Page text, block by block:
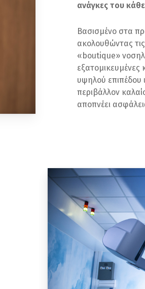
ανάγκες του
Βασισμένο στα
ακολουθώντας
«boutique»
εξατομικευμένες
υψηλού επιπέδου
περιβάλλον
αποπνέει